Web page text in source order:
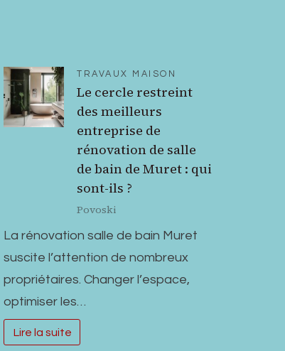
TRAVAUX MAISON
Le cercle restreint
des meilleurs
entreprise de
rénovation de salle
de bain de Muret : qui
sont-ils ?
Povoski
La rénovation salle de bain Muret
suscite l’attention de nombreux
propriétaires. Changer l’espace,
optimiser les…
Lire la suite